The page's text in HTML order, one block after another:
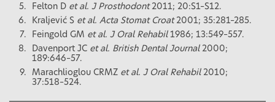
Felton D et al. J Prosthodont 2011; 20:S1–S12.
Kraljević S et al. Acta Stomat Croat2001; 35:281–285.
Feingold GM et al. J Oral Rehabil 1986; 13:549–557.
Davenport JC et al. British Dental Journal2000;
189:646–57.
Marachlioglou CRMZ et al. J Oral Rehabil 2010;
37:518–524.